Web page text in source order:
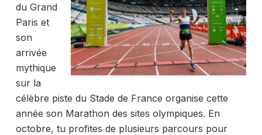
du Grand
Paris et
son
arrivée
mythique
sur la
célèbre piste du Stade de France organise cette
année son Marathon des sites olympiques. En
octobre, tu profites de plusieurs parcours pour